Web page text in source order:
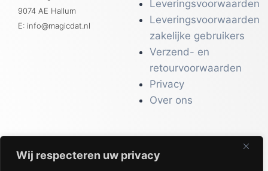
Wij respecteren uw privacy
9074 AE Hallum
E: info@magicdat.nl
Leveringsvoorwaarden
Leveringsvoorwaarden
zakelijke gebruikers
Verzend- en
retourvoorwaarden
Privacy
Over ons
CATALOGI